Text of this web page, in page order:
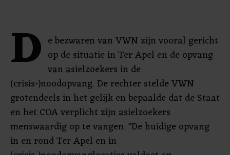
D e bezwaren van VWN zijn vooral gericht
op de situatie in Ter Apel en de opvang
van asielzoekers in de
(crisis-)noodopvang. De rechter stelde VWN
grotendeels in het gelijk en bepaalde dat de Staat
en het COA verplicht zijn asielzoekers
menswaardig op te vangen. "De huidige opvang
in en rond Ter Apel en in